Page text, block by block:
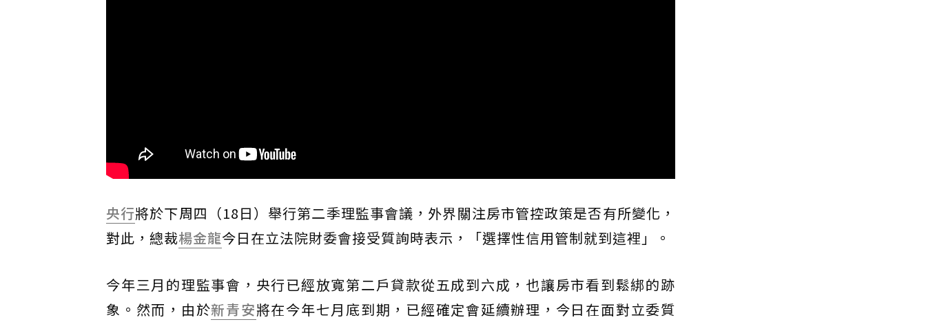
央行將於下周四（18日）舉行第二季理監事會議，外界關注房市管控政策是否有所變化，
對此，總裁楊金龍今日在立法院財委會接受質詢時表示，「選擇性信用管制就到這裡」。
今年三月的理監事會，央行已經放寬第二戶貸款從五成到六成，也讓房市看到鬆綁的跡
象。然而，由於新青安將在今年七月底到期，已經確定會延續辦理，今日在面對立委質